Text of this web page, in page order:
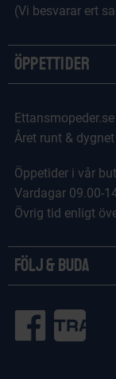
(Vi besvarar ert
Öppettider
Ettansmopeder.se
Året runt &
Öppetider i vår
Vardagar 09.00-
Övrig tid enligt
Följ & Buda